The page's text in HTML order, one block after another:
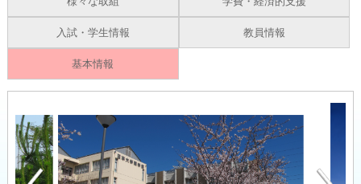
入試・学生情報 教員情報
基本情報